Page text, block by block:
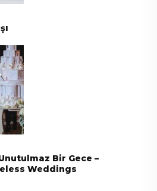
Bir Gece –
Weddings